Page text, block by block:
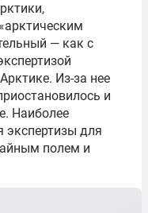
— как с
Из-за нее
и
Наиболее
экспертизы для
полем и